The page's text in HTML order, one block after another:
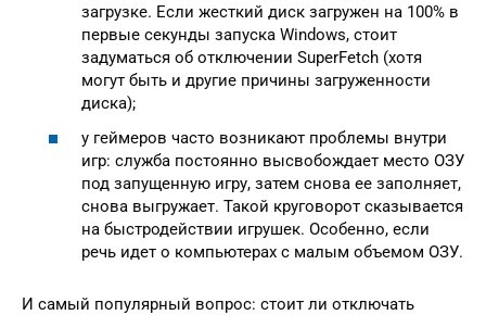
загрузке. Если жесткий диск загружен на 100% в
первые секунды запуска Windows, стоит
задуматься об отключении SuperFetch (хотя
могут быть и другие причины загруженности
диска);
у геймеров часто возникают проблемы внутри
игр: служба постоянно высвобождает место ОЗУ
под запущенную игру, затем снова ее заполняет,
снова выгружает. Такой круговорот сказывается
на быстродействии игрушек. Особенно, если
речь идет о компьютерах с малым объемом ОЗУ.
И самый популярный вопрос: стоит ли отключать